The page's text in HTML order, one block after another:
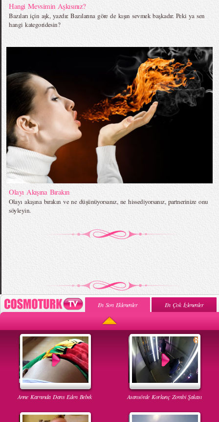
Hangi Mevsimin Aşkısınız?
Bazıları için aşk, yazdır. Bazılarına göre de kışın sevmek başkadır. Peki ya sen
hangi kategoridesin?
Olayı Akışına Bırakın
Olayı akışına bırakın ve ne düşünüyorsanız, ne hissediyorsanız, partnerinize onu
söyleyin.
En Son Eklenenler En Çok İzlenenler
Anne Karnında Dans Eden Bebek Asansörde Korkunç Zombi Şakası